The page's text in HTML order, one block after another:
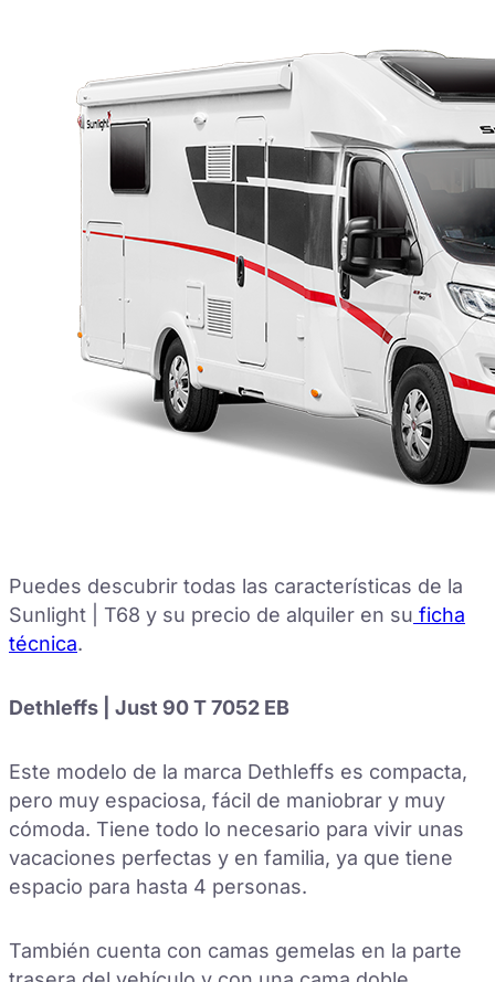
Puedes descubrir todas las características de la
Sunlight | T68 y su precio de alquiler en su ficha
técnica.
Dethleffs | Just 90 T 7052 EB
Este modelo de la marca Dethleffs es compacta,
pero muy espaciosa, fácil de maniobrar y muy
cómoda. Tiene todo lo necesario para vivir unas
vacaciones perfectas y en familia, ya que tiene
espacio para hasta 4 personas.
También cuenta con camas gemelas en la parte